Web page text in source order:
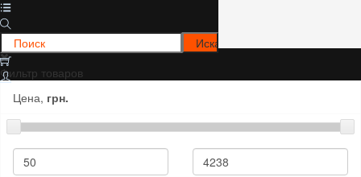
Фильтр товаров
Цена, грн.